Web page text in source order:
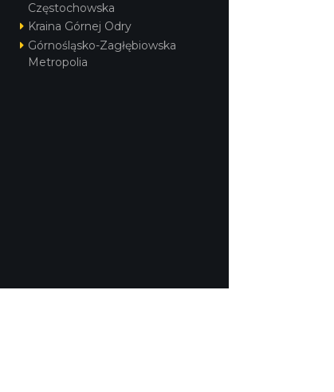
Częstochowska
Kraina Górnej Odry
Górnośląsko-Zagłębiowska
Metropolia